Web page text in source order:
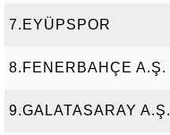
7.EYÜPSPOR
8.FENERBAHÇE A.Ş.
9.GALATASARAY A.Ş.